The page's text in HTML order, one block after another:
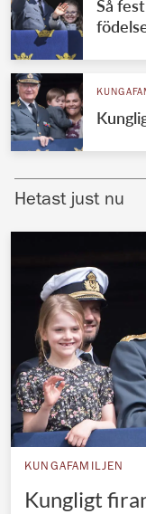
Så
Hetast just nu
KUNGAFAMILJEN
Kungligt